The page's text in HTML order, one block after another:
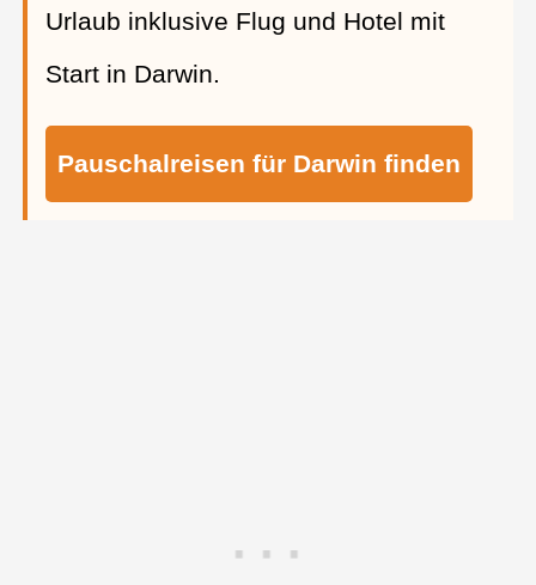
Urlaub inklusive Flug und Hotel mit
Start in Darwin.
Pauschalreisen für Darwin finden